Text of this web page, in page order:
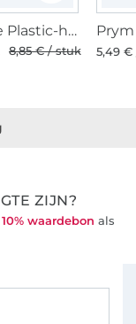
Prym Love Plastic-headed pins 50 pcs.
8,85 € / stuk 5,49
ZIJN?
10% waardebon als